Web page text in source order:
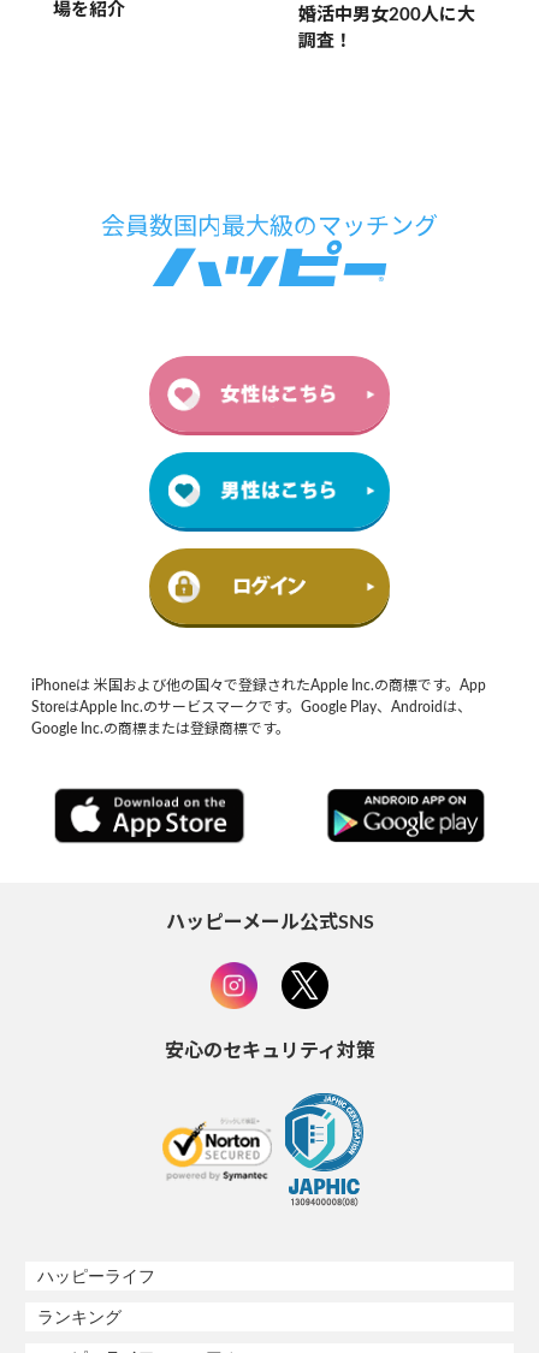
場を紹介
婚活中男女200人に大
調査！
iPhoneは 米国および他の国々で登録されたApple Inc.の商標です。App
StoreはApple Inc.のサービスマークです。Google Play、Androidは、
Google Inc.の商標または登録商標です。
ハッピーメール公式SNS
安心のセキュリティ対策
ハッピーライフ
ランキング